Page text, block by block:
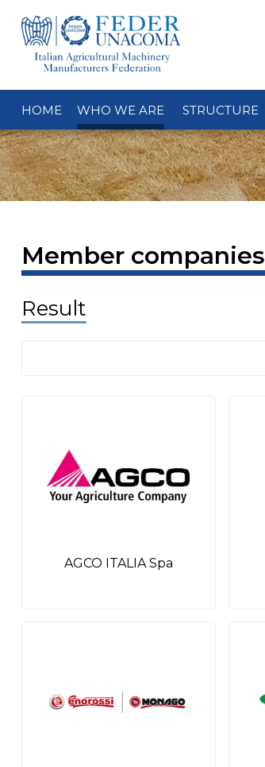
HOME WHO WE ARE STRUCTURE
Member companies
Result
AGCO ITALIA Spa